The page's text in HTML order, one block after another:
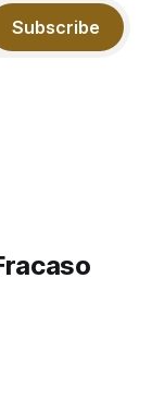
Subscribe